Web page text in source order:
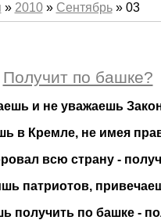
» 2010 » Сентябрь » 03
Получит по башке?
и не уважаешь
в Кремле, не имея
всю страну -
патриотов,
получить по башке -